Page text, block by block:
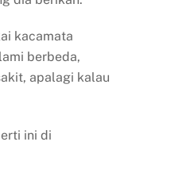
kacamata
berbeda,
apalagi kalau
ini di